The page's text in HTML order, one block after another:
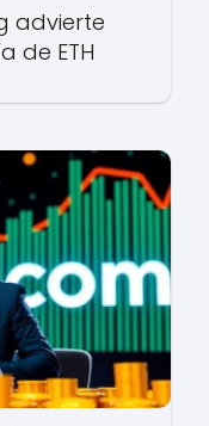
advierte
de ETH